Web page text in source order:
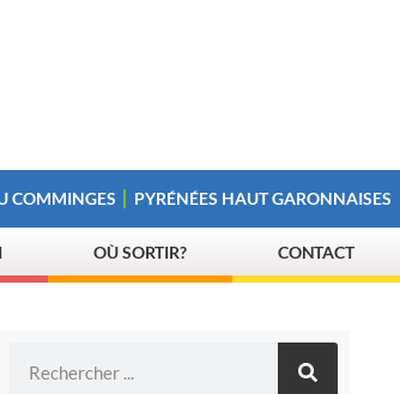
COMMINGES PYRÉNÉES HAUT GARONNAISES
OÙ SORTIR? CONTACT